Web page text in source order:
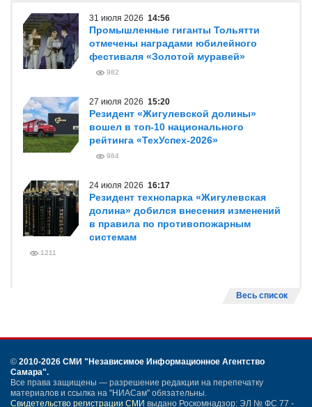
31 июля 2026 14:56
Промышленные гиганты Тольятти
отмечены наградами юбилейного
фестиваля «Золотой муравей»
982
27 июля 2026 15:20
Резидент «Жигулевской долины»
вошел в топ-10 национального
рейтинга «ТехУспех-2026»
984
24 июля 2026 16:17
Резидент технопарка «Жигулевская
долина» добился внесения изменений
в правила по противопожарным
системам
1211
Весь список
© 2010-2026 СМИ "Независимое Информационное Агентство
Самара".
Все права защищены — разрешение редакции на перепечатку
материалов и ссылка на "НИАСам" обязательны.
Свидетельство регистрации СМИ выдано Роскомнадзор: ЭЛ № ФС 77 -